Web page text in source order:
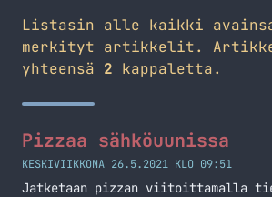
Listasin alle kaikki
merkityt artikkelit.
yhteensä 2 kappaletta.
Pizzaa sähköuunissa
KESKIVIIKKONA 26.5.2021 KLO 09:51
Jatketaan pizzan viitoittamalla